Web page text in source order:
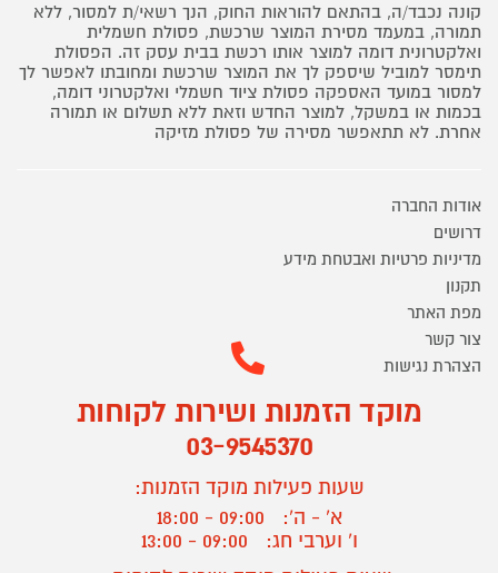
קונה נכבד/ה, בהתאם להוראות החוק, הנך רשאי/ת למסור, ללא
תמורה, במעמד מסירת המוצר שרכשת, פסולת חשמלית
ואלקטרונית דומה למוצר אותו רכשת בבית עסק זה. הפסולת
תימסר למוביל שיספק לך את המוצר שרכשת ומחובתו לאפשר לך
למסור במועד האספקה פסולת ציוד חשמלי ואלקטרוני דומה,
בכמות או במשקל, למוצר החדש וזאת ללא תשלום או תמורה
אחרת. לא תתאפשר מסירה של פסולת מזיקה
אודות החברה
דרושים
מדיניות פרטיות ואבטחת מידע
תקנון
מפת האתר
צור קשר
הצהרת נגישות
מוקד הזמנות ושירות לקוחות
03-9545370
שעות פעילות מוקד הזמנות:
א' - ה':
09:00 - 18:00
ו' וערבי חג:
09:00 - 13:00